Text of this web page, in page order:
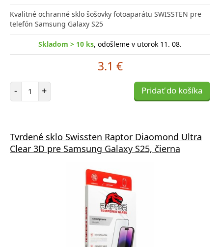
Kvalitné ochranné sklo šošovky fotoaparátu SWISSTEN pre
telefón Samsung Galaxy S25
Skladom > 10 ks, odošleme v utorok 11. 08.
3.1 €
- Počet položiek
+ Pridať do košíka
Tvrdené sklo Swissten Raptor Diaomond Ultra
Clear 3D pre Samsung Galaxy S25, čierna